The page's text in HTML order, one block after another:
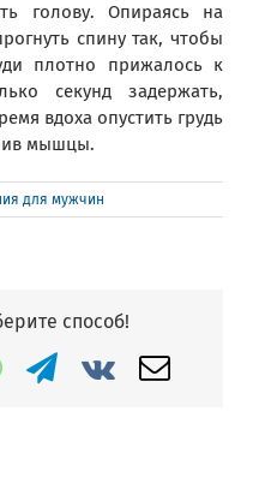
голову. Опираясь на
спину так, чтобы
плотно прижалось к
секунд задержать,
вдоха опустить грудь
мышцы.
для мужчин
способ!
WhatsApp
Telegram
Vk Email